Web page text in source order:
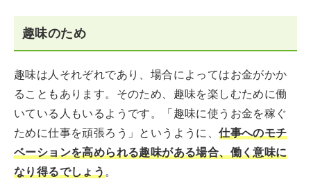
趣味のため
趣味は人それぞれであり、場合によってはお金がかか
ることもあります。そのため、趣味を楽しむために働
いている人もいるようです。「趣味に使うお金を稼ぐ
ために仕事を頑張ろう」というように、仕事へのモチ
ベーションを高められる趣味がある場合、働く意味に
なり得るでしょう。